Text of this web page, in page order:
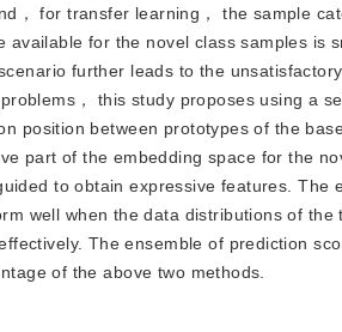
， for transfer learning， the sample
for the novel class samples is
further leads to the
， this study proposes using a
position between prototypes of the
part of the embedding space for the
to obtain expressive features. The
well when the data distributions of the
The ensemble of prediction
of the above two methods.